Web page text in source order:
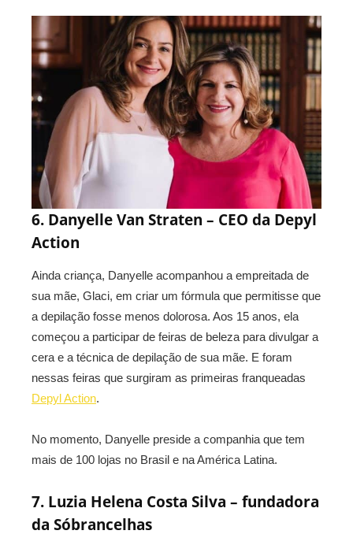
6. Danyelle Van Straten – CEO da Depyl
Action
Ainda criança, Danyelle acompanhou a empreitada de
sua mãe, Glaci, em criar um fórmula que permitisse que
a depilação fosse menos dolorosa. Aos 15 anos, ela
começou a participar de feiras de beleza para divulgar a
cera e a técnica de depilação de sua mãe. E foram
nessas feiras que surgiram as primeiras franqueadas
Depyl Action.
No momento, Danyelle preside a companhia que tem
mais de 100 lojas no Brasil e na América Latina.
7. Luzia Helena Costa Silva – fundadora
da Sóbrancelhas